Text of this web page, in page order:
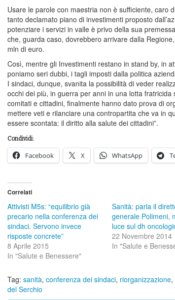
Usare le parole con maestria non è sufficiente, caro
tanto declamato piano di investimenti proposto
potenziare i servizi in valle è privo della sua
che, guarda caso, dovrebbero arrivare dalla
mln di euro.
Così, mentre gli Investimenti restano in stand by, in
poniamo seri dubbi, i tagli imposti dalla politica
I sindaci, dunque, svanita la possibilità di veder
occhi dei più, in guerra per anni in una lotta
comitati e cittadini, finalmente hanno dato prova di
mettere veti e rilanciare una contropartita che va in
essere scontata: il diritto alla salute dei cittadini”.
Condividi:
Facebook X WhatsApp
Correlati
Attivisti M5s: “equilibrio già
precario nella conferenza dei
sindaci. Servono invece
risposte concrete”
8 Aprile 2015
In "Salute e Benessere"
Sanità: parla il
generale Polimeni,
luce sul dh
22 Novembre 2014
In "Salute e
Tag: sanità, conferenza dei sindaci, riorganizzazione,
del Serchio